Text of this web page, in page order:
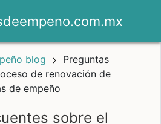
blog
Preguntas
de renovación de
de empeño